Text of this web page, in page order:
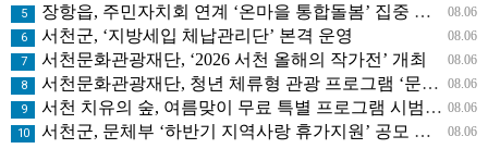
08.06
5 장항읍, 주민자치회 연계 ‘온마을 통합돌봄’ 집중 홍보
08.06
6 서천군, ‘지방세입 체납관리단’ 본격 운영
08.06
7 서천문화관광재단, ‘2026 서천 올해의 작가전’ 개최
08.06
8 서천문화관광재단, 청년 체류형 관광 프로그램 ‘문득, 서천’ 운영
08.06
9 서천 치유의 숲, 여름맞이 무료 특별 프로그램 시범 운영
08.06
10 서천군, 문체부 ‘하반기 지역사랑 휴가지원’ 공모 선정